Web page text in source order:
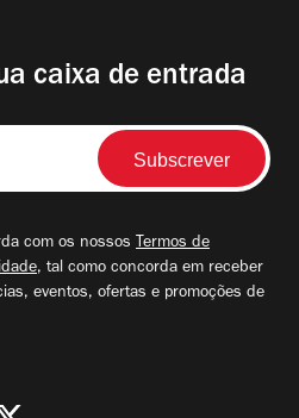
caixa de entrada
com os nossos Termos de
, tal como concorda em receber
eventos, ofertas e promoções de